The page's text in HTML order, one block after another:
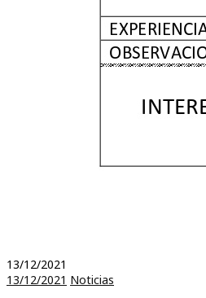
13/12/2021
13/12/2021 Noticias